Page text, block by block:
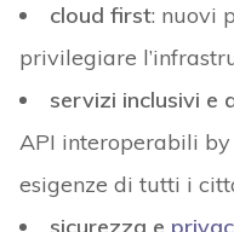
cloud first: nuovi
privilegiare
servizi inclusivi e
API interoperabili
esigenze di tutti i